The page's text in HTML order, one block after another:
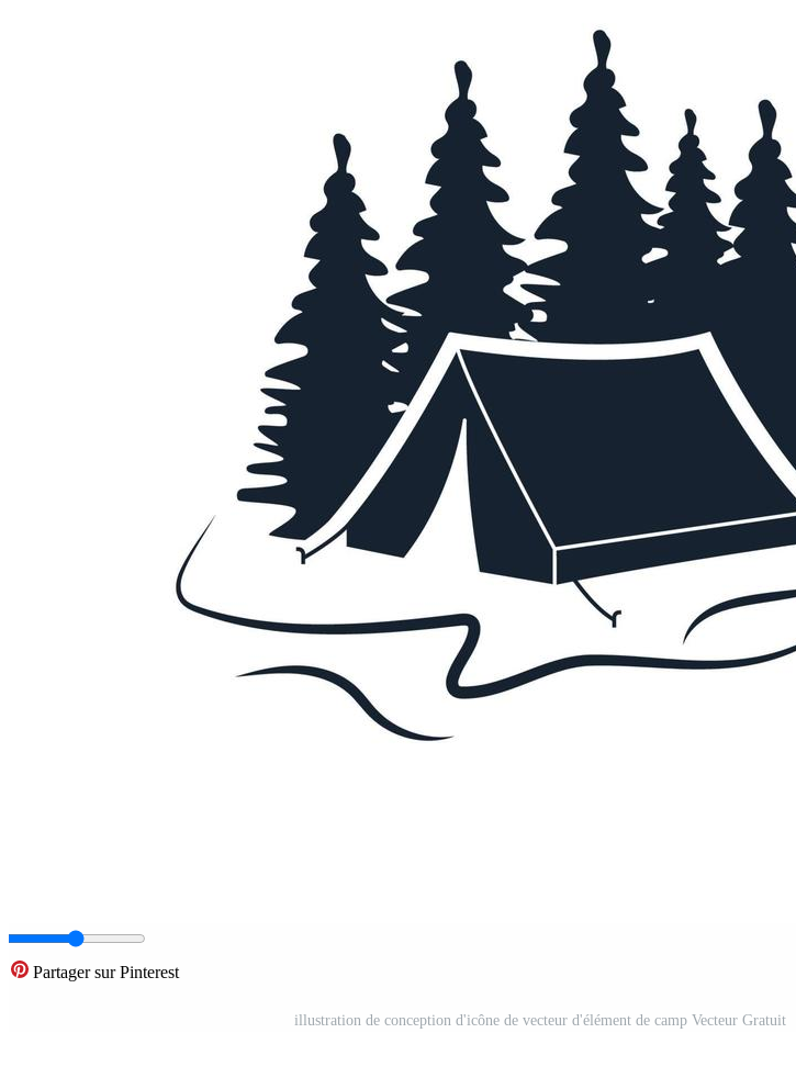
Partager sur Pinterest
illustration de conception d'icône de vecteur d'élément de camp Vecteur Gratuit